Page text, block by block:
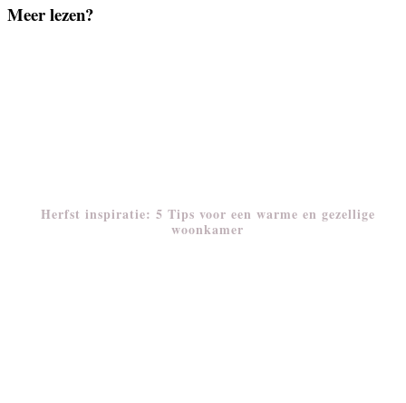
Meer lezen?
Herfst inspiratie: 5 Tips voor een warme en gezellige
woonkamer